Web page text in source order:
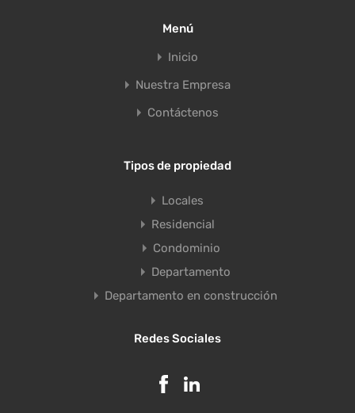
Menú
Inicio
Nuestra Empresa
Contáctenos
Tipos de propiedad
Locales
Residencial
Condominio
Departamento
Departamento en construcción
Redes Sociales